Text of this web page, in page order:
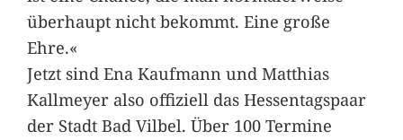
überhaupt nicht bekommt. Eine große
Ehre.«
Jetzt sind Ena Kaufmann und Matthias
Kallmeyer also offiziell das Hessentagspaar
der Stadt Bad Vilbel. Über 100 Termine